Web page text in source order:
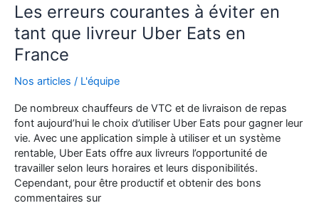
Les erreurs courantes à éviter en
tant que livreur Uber Eats en
France
Nos articles / L'équipe
De nombreux chauffeurs de VTC et de livraison de repas
font aujourd’hui le choix d’utiliser Uber Eats pour gagner leur
vie. Avec une application simple à utiliser et un système
rentable, Uber Eats offre aux livreurs l’opportunité de
travailler selon leurs horaires et leurs disponibilités.
Cependant, pour être productif et obtenir des bons
commentaires sur